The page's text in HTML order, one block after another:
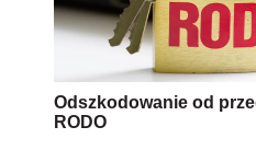
Odszkodowanie od
RODO